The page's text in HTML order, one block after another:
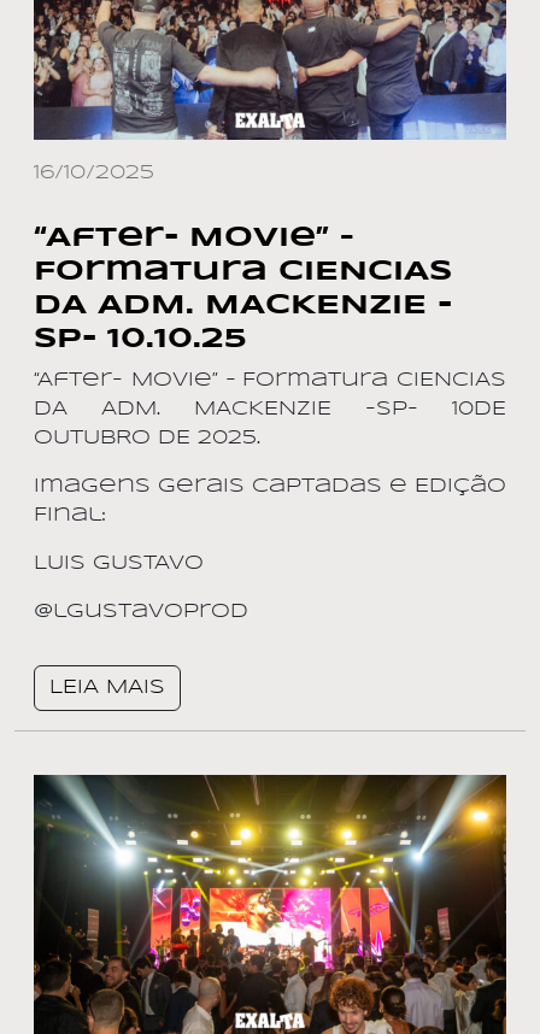
16/10/2025
“After- Movie” –
Formatura CIENCIAS
DA ADM. MACKENZIE -
SP- 10.10.25
“After- Movie” – Formatura CIENCIAS
DA ADM. MACKENZIE -SP- 10DE
OUTUBRO DE 2025.
Imagens Gerais Captadas e Edição
Final:
LUIS GUSTAVO
@lgustavoprod
LEIA MAIS